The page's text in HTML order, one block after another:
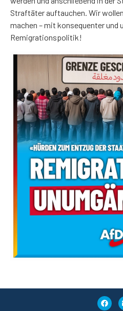
Straftäter auftauchen. Wir
machen – mit konsequenter und
Remigrationspolitik!